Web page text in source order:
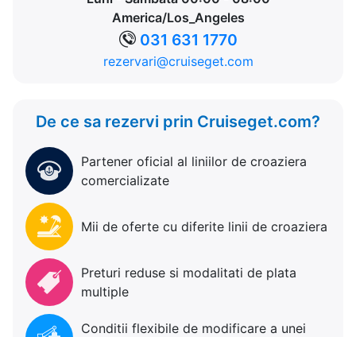
America/Los_Angeles
031 631 1770
rezervari@cruiseget.com
De ce sa rezervi prin Cruiseget.com?
Partener oficial al liniilor de croaziera
comercializate
Mii de oferte cu diferite linii de croaziera
Preturi reduse si modalitati de plata
multiple
Conditii flexibile de modificare a unei